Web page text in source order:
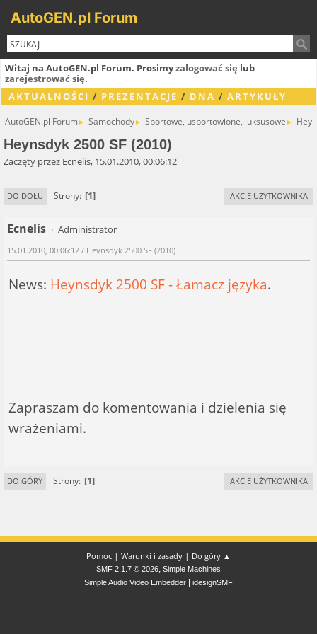
AutoGEN.pl Forum
Witaj na AutoGEN.pl Forum. Prosimyzalogować się lub
zarejestrować się.
AKTUALNOŚCI / PREZENTACJE / DNA / ARTYKUŁY
AutoGEN.pl Forum► Samochody► Sportowe, usportowione, luksusowe ►
Heynsdyk 2500 SF (2010)
Zaczęty przez Ecnelis, 15.01.2010, 00:06:12
DO DOŁU Strony 1 AKCJE UŻYTKOWNIKA
Ecnelis Administrator
15.01.2010, 00:06:12 / Heynsdyk 2500 SF (2010)
News: Heynsdyk 2500 SF - Łamacz języka.
Zapraszam do komentowania i dzielenia się
wrażeniami.
DO GÓRY Strony 1 AKCJE UŻYTKOWNIKA
Pomoc | Warunki i zasady | Do góry ▲
SMF 2.1.7 © 2026, Simple Machines
Simple Audio Video Embedder
idesignSMF